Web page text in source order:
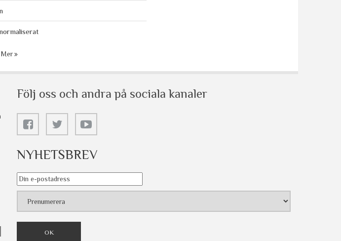
Mer
Följ oss och andra på sociala kanaler
NYHETSBREV